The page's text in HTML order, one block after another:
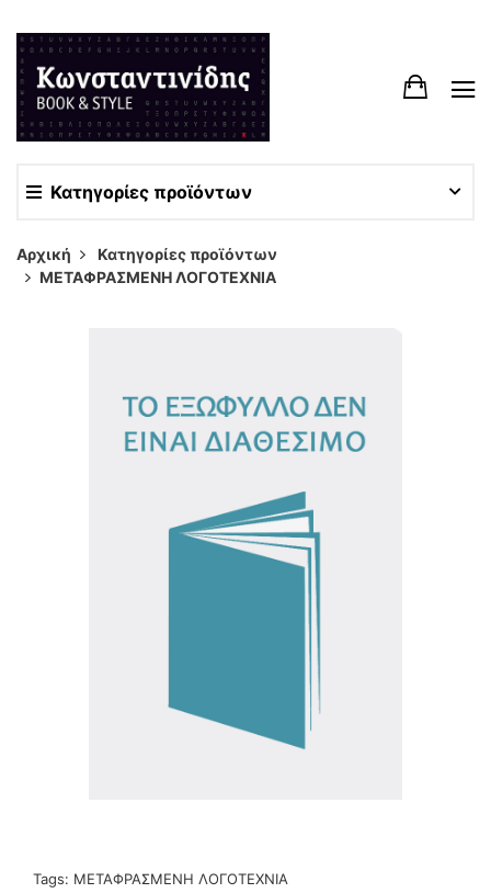
Κατηγορίες προϊόντων
Αρχική
Κατηγορίες προϊόντων
ΜΕΤΑΦΡΑΣΜΕΝΗ ΛΟΓΟΤΕΧΝΙΑ
Tags: ΜΕΤΑΦΡΑΣΜΕΝΗ ΛΟΓΟΤΕΧΝΙΑ